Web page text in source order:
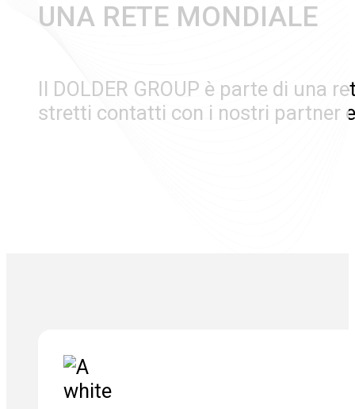
UNA RETE MONDIALE
Il DOLDER GROUP è parte di una
stretti contatti con i nostri partner